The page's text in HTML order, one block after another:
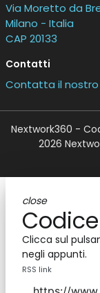
Via Moretto da
Milano - Italia
CAP 20133
Contatti
Contatta il
Nextwork360 -
2026
close
Clicca sul
negli appunti.
RSS link